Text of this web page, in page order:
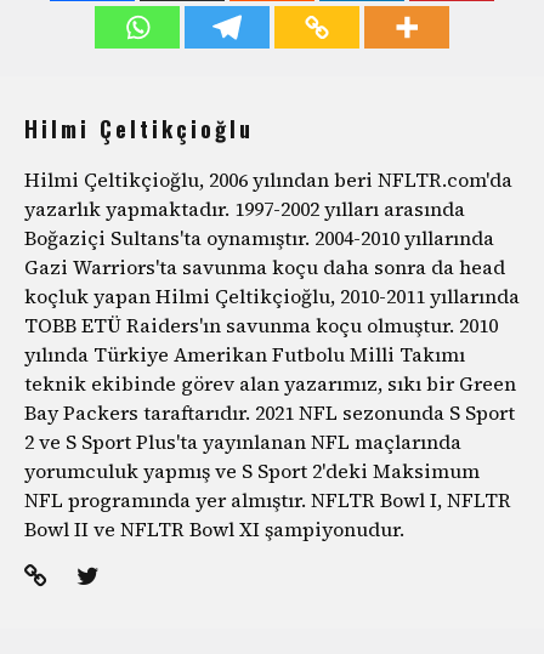
Hilmi Çeltikçioğlu
Hilmi Çeltikçioğlu, 2006 yılından beri NFLTR.com'da
yazarlık yapmaktadır. 1997-2002 yılları arasında
Boğaziçi Sultans'ta oynamıştır. 2004-2010 yıllarında
Gazi Warriors'ta savunma koçu daha sonra da head
koçluk yapan Hilmi Çeltikçioğlu, 2010-2011 yıllarında
TOBB ETÜ Raiders'ın savunma koçu olmuştur. 2010
yılında Türkiye Amerikan Futbolu Milli Takımı
teknik ekibinde görev alan yazarımız, sıkı bir Green
Bay Packers taraftarıdır. 2021 NFL sezonunda S Sport
2 ve S Sport Plus'ta yayınlanan NFL maçlarında
yorumculuk yapmış ve S Sport 2'deki Maksimum
NFL programında yer almıştır. NFLTR Bowl I, NFLTR
Bowl II ve NFLTR Bowl XI şampiyonudur.